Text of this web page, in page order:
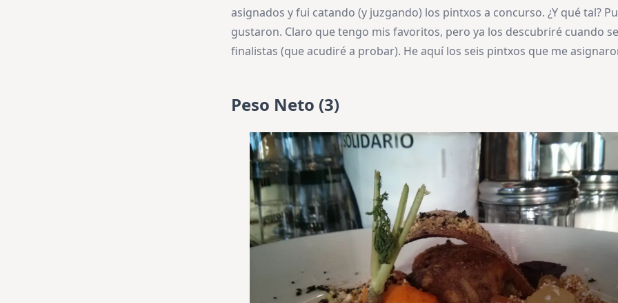
asignados y fui catando (y juzgando) los pintxos a concurso. ¿Y qué tal?
gustaron. Claro que tengo mis favoritos, pero ya los descubriré cuando
finalistas (que acudiré a probar). He aquí los seis pintxos que me
Peso Neto (3)